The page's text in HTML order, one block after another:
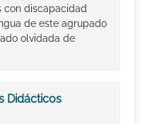
con discapacidad
de este agrupado
olvidada de
Didácticos